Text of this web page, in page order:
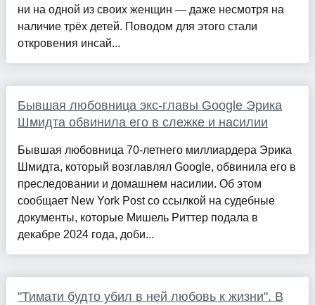
ни на одной из своих женщин — даже несмотря на
наличие трёх детей. Поводом для этого стали
откровения инсай...
Бывшая любовница экс-главы Google Эрика
Шмидта обвинила его в слежке и насилии
Бывшая любовница 70-летнего миллиардера Эрика
Шмидта, который возглавлял Google, обвинила его в
преследовании и домашнем насилии. Об этом
сообщает New York Post со ссылкой на судебные
документы, которые Мишель Риттер подала в
декабре 2024 года, доби...
"Тимати будто убил в ней любовь к жизни". В